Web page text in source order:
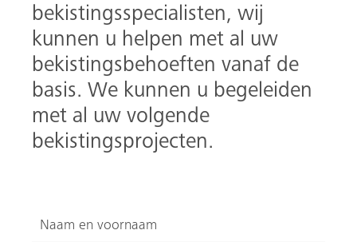
bekistingsspecialisten, wij
kunnen u helpen met al uw
bekistingsbehoeften vanaf de
basis. We kunnen u begeleiden
met al uw volgende
bekistingsprojecten.